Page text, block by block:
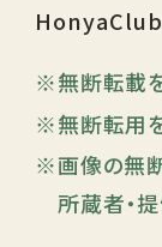
HonyaClub
無断転載
無断転用
画像の無
所蔵者・